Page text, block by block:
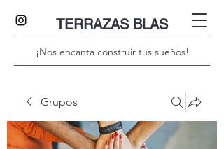
TERRAZAS BLAS
¡Nos encanta construir tus sueños!
Grupos